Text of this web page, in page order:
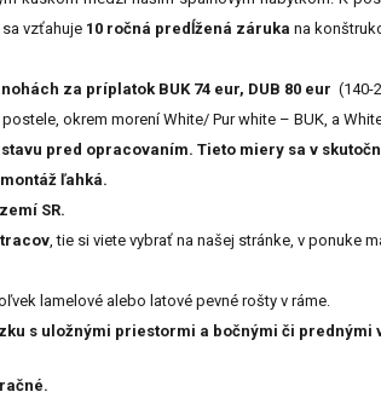
vzťahuje 10 ročná predĺžená záruka na
za príplatok BUK 74 eur, DUB 80 eur (140-
okrem morení White/ Pur white – BUK, a
pred opracovaním. Tieto miery sa v
ľahká.
SR.
, tie si viete vybrať na našej stránke, v ponuke
lamelové alebo latové pevné rošty v ráme.
s uložnými priestormi a bočnými či prednými